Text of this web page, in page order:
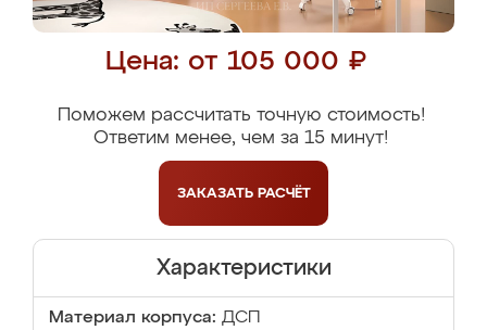
Цена: от 105 000 ₽
Поможем рассчитать точную стоимость!
Ответим менее, чем за 15 минут!
ЗАКАЗАТЬ РАСЧЁТ
Характеристики
Материал корпуса: ДСП